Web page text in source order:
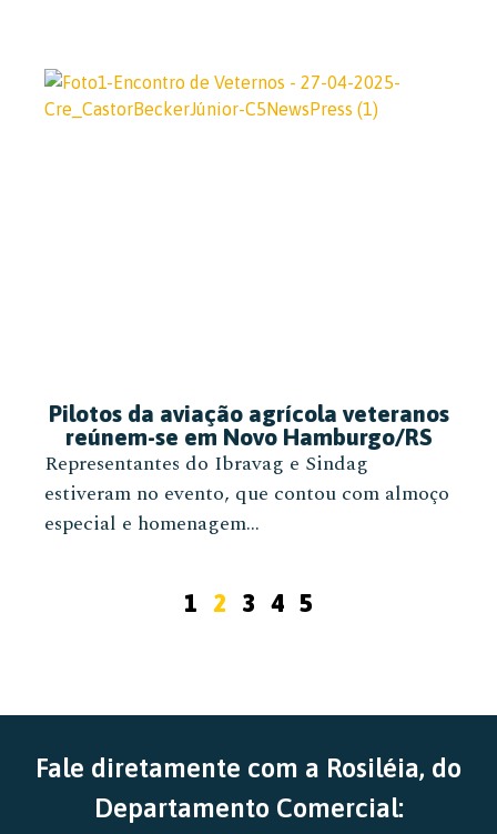
Pilotos da aviação agrícola veteranos
reúnem-se em Novo Hamburgo/RS
Representantes do Ibravag e Sindag
estiveram no evento, que contou com almoço
especial e homenagem...
1 2 3 4 5
Fale diretamente com a Rosiléia, do
Departamento Comercial: